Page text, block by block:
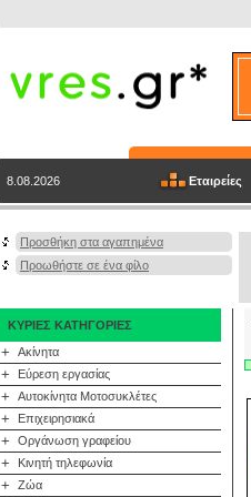
8.08.2026 Εταιρείες
Προσθήκη στα αγαπημένα
Προωθήστε σε ένα φίλο
ΚΥΡΙΕΣ ΚΑΤΗΓΟΡΙΕΣ
+ Ακίνητα
+ Εύρεση εργασίας
+ Αυτοκίνητα Μοτοσυκλέτες
+ Επιχειρησιακά
+ Οργάνωση γραφείου
+ Κινητή τηλεφωνία
+ Ζώα